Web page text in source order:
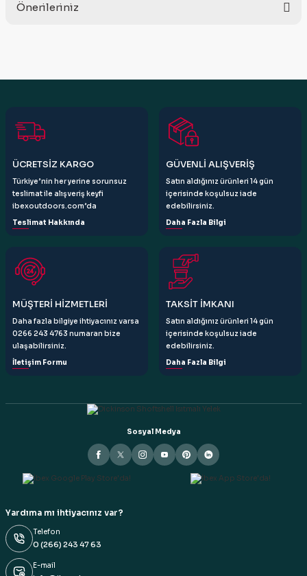
Önerileriniz
Görüş ve önerileriniz için teşekkür ederiz.
Ürün resmi kalitesiz, bozuk veya görüntülenemiyor.
Ürün açıklamasında eksik bilgiler bulunuyor.
Bu ürüne benzer farklı alternatifler olmalı.
Gönder
ÜCRETSİZ KARGO
Türkiye’nin her yerine sorunsuz
teslimat ile alışveriş keyfi
ibexoutdoors.com’da
Teslimat Hakkında
GÜVENLİ ALIŞVERİŞ
Satın aldığınız ürünleri 14 gün
içerisinde koşulsuz iade
edebilirsiniz.
Daha Fazla Bilgi
MÜŞTERİ HİZMETLERİ
Daha fazla bilgiye ihtiyacınız varsa
0266 243 4763 numaran bize
ulaşabilirsiniz.
İletişim Formu
TAKSİT İMKANI
Satın aldığınız ürünleri 14 gün
içerisinde koşulsuz iade
edebilirsiniz.
Daha Fazla Bilgi
Sosyal Medya
Yardıma mı ihtiyacınız var?
Telefon
0 (266) 243 47 63
E-mail